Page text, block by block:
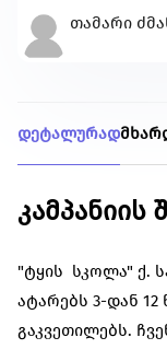
თამარი
დეტალურად
კამპანიის
"ტყის სკოლა" ქ.
ატარებს 3-დან 12
გაკვეთილებს.